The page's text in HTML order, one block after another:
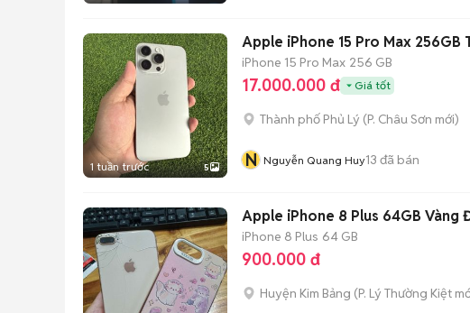
1 tuần trước 5
Apple iPhone 15 Pro Max 256GB
iPhone 15 Pro Max 256 GB
17.000.000 đ Giá tốt
Thành phố Phủ Lý (P. Châu Sơn mới)
N Nguyễn Quang Huy13 đã bán
Apple iPhone 8 Plus 64GB Vàng
iPhone 8 Plus 64 GB
900.000 đ
Huyện Kim Bảng (P. Lý Thường Kiệt